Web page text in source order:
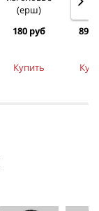
(ерш)
180 руб
Купить
890